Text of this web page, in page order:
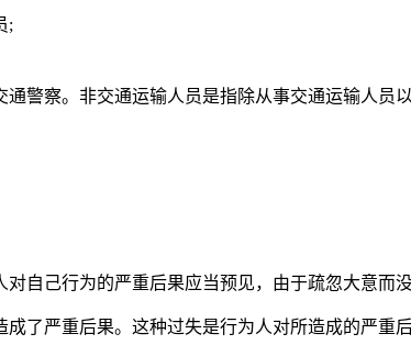
;
通警察。非交通运输人员是指除从事交通运输人员
自己行为的严重后果应当预见，由于疏忽大意而
成了严重后果。这种过失是行为人对所造成的严重